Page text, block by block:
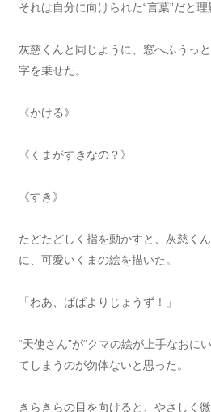
それは自分に向けられた“言葉”だと理
灰慈くんと同じように、窓へふうっ
字を乗せた。
《かける》
《くまがすきなの？》
《すき》
たどたどしく指を動かすと、灰慈く
に、可愛いくまの絵を描いた。
「わあ、ぱぱよりじょうず！」
“天使さん”が“クマの絵が上手なおに
てしまうのが勿体ないと思った。
きらきらの目を向けると、やさしく